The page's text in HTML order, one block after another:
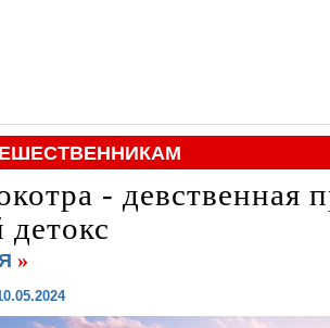
- девственная
»